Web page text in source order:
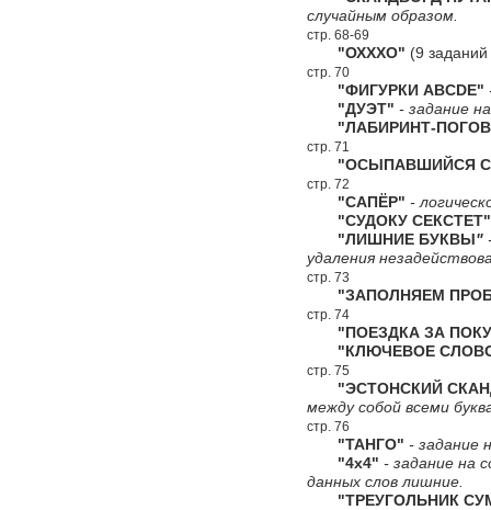
случайным образом.
стр. 68-69
"ОХХХО" (9
стр. 70
"ФИГУРКИ ABCDE"
"ДУЭТ" - задание
"ЛАБИРИНТ-
стр. 71
"ОСЫПАВШИЙСЯ
стр. 72
"САПЁР" -
"СУДОКУ СЕКСТЕТ"
"ЛИШНИЕ БУКВЫ"
удаления
стр. 73
"ЗАПОЛНЯЕМ
стр. 74
"ПОЕЗДКА ЗА
"КЛЮЧЕВОЕ
стр. 75
"ЭСТОНСКИЙ
между собой всеми
стр. 76
"ТАНГО" - задание
"4х4" - задание на
данных слов лишние.
"ТРЕУГОЛЬНИК